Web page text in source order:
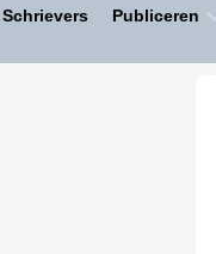
Schrievers Publiceren